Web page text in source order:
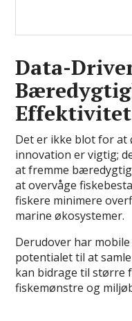
Data-
Effektivitet
Det er ikke blot for at
innovation er vigtig;
at fremme
at overvåge
fiskere minimere
marine økosystemer.
Derudover har
potentialet til at
kan bidrage til større
fiskemønstre og